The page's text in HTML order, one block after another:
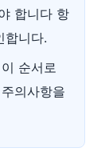
합니다 항
합니다.
순서로
의사항을